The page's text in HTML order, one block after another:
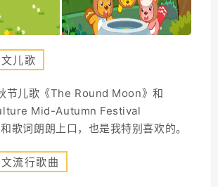
儿歌
节儿歌《The Round Moon》和
Mid-Autumn Festival
歌词朗朗上口，也是我特别喜欢的。
流行歌曲